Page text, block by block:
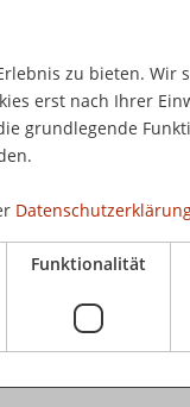
Truck(Modul/LV/
zu bieten. Wir
erst nach Ihrer
grundlegende
Funktionalität